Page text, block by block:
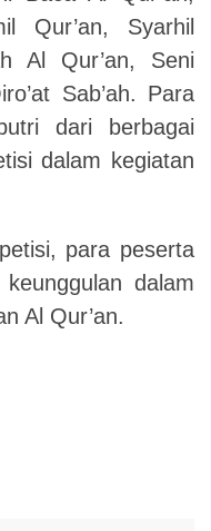
Qur’an, Syarhil
Al Qur’an, Seni
Sab’ah. Para
dari berbagai
dalam kegiatan
para peserta
dalam
Al Qur’an.